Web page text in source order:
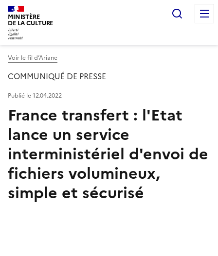
MINISTÈRE
DE LA CULTURE
Voir le fil d’Ariane
COMMUNIQUÉ DE PRESSE
France transfert : l'Etat
lance un service
interministériel d'envoi de
fichiers volumineux,
simple et sécurisé
Publié le 12.04.2022